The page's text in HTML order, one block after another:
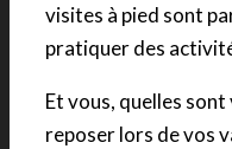
visites à pied sont
pratiquer des
Et vous, quelles
reposer lors de vos